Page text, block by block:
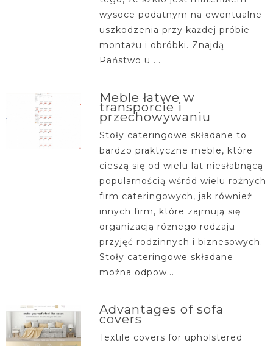
wysoce podatnym na ewentualne
uszkodzenia przy każdej próbie
montażu i obróbki. Znajdą
Państwo u ...
Meble łatwe w
transporcie i
przechowywaniu
Stoły cateringowe składane to
bardzo praktyczne meble, które
cieszą się od wielu lat niesłabnącą
popularnością wśród wielu rożnych
firm cateringowych, jak również
innych firm, które zajmują się
organizacją różnego rodzaju
przyjęć rodzinnych i biznesowych.
Stoły cateringowe składane
można odpow...
Advantages of sofa
covers
Textile covers for upholstered